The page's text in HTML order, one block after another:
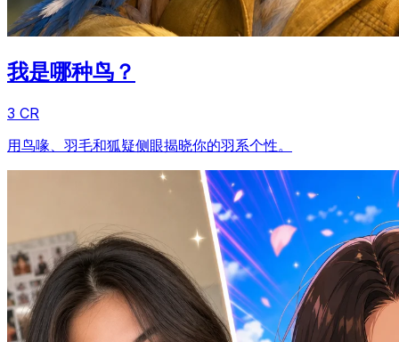
我是哪种鸟？
3 CR
用鸟喙、羽毛和狐疑侧眼揭晓你的羽系个性。